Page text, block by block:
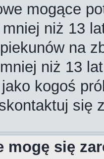
mogące
niż 13
na
niż 13
kogoś
się
mogę się